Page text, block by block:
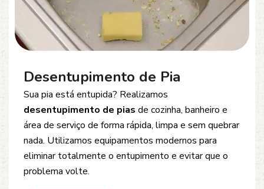
Desentupimento de Esgoto
Problemas comentupimento de esgoto
Oferecemos soluções rápidas e eficientes para
desobstrução de redes de esgoto, caixas de
inspeção e tubulações. Utilizamos equipamentos
modernos e técnicas seguras que garantem um
serviço limpo, ágil e sem danos à estrutura.